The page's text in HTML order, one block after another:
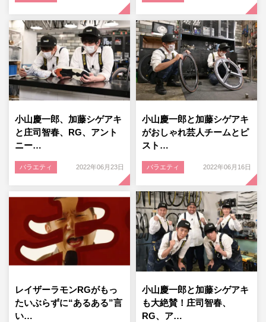
小山慶一郎、加藤シゲアキ
と庄司智春、RG、アント
ニー…
バラエティ 2022年06月23日
小山慶一郎と加藤シゲアキ
がおしゃれ芸人チームとピ
スト…
バラエティ 2022年06月16日
レイザーラモンRGがもっ
たいぶらずに“あるある”言
い…
小山慶一郎と加藤シゲアキ
も大絶賛！庄司智春、
RG、ア…